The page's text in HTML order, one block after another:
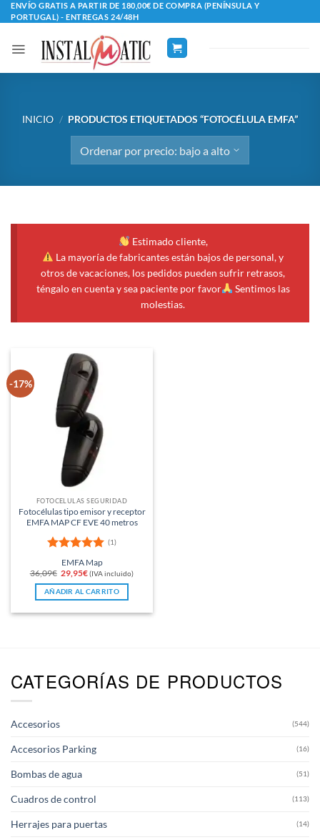
Saltar
al
contenido
ENVÍO GRATIS A PARTIR DE 180,00€ DE COMPRA (PENÍNSULA Y
PORTUGAL) - ENTREGAS 24/48H
INICIO / PRODUCTOS ETIQUETADOS “FOTOCÉLULA EMFA”
Estimado cliente,
La mayoría de fabricantes están bajos de personal, y
otros de vacaciones, los pedidos pueden sufrir retrasos,
téngalo en cuenta y sea paciente por favor
Sentimos las
molestias.
-17%
FOTOCÉLULAS SEGURIDAD
Fotocélulas tipo emisor y receptor
EMFA MAP CF EVE 40 metros
Valorado
con5de 5
(1)
EMFA Map
36,09€ El
precio
original
era:
36,09€.
29,95€El
precio
actual
es:
29,95€.
(IVA incluido)
AÑADIR AL CARRITO
CATEGORÍAS DE PRODUCTOS
Accesorios (544)
Accesorios Parking (16)
Bombas de agua (51)
Cuadros de control (113)
Herrajes para puertas (14)